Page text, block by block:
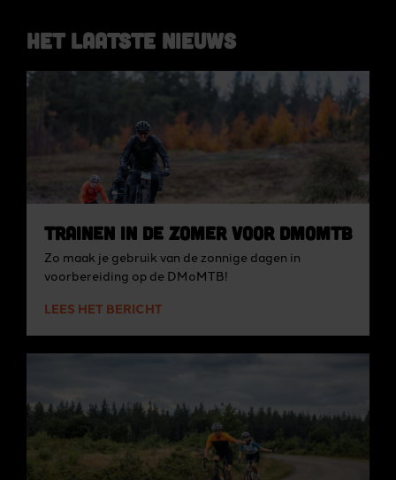
Het laatste nieuws
Trainen in de zomer voor DMoMTB
Zo maak je gebruik van de zonnige dagen in
voorbereiding op de DMoMTB!
LEES HET BERICHT